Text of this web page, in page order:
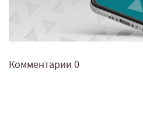
Комментарии 0